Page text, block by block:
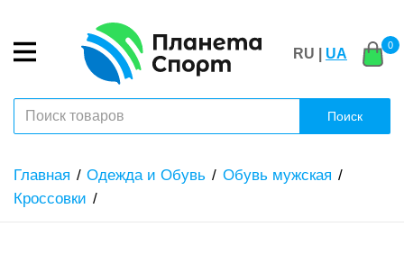
RU | UA
0
Поиск
Главная Одежда и Обувь
Обувь мужская
Кроссовки